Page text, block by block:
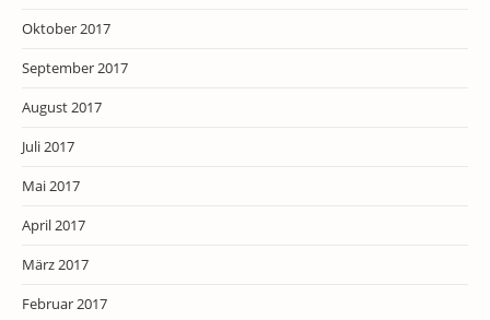
Oktober 2017
September 2017
August 2017
Juli 2017
Mai 2017
April 2017
März 2017
Februar 2017